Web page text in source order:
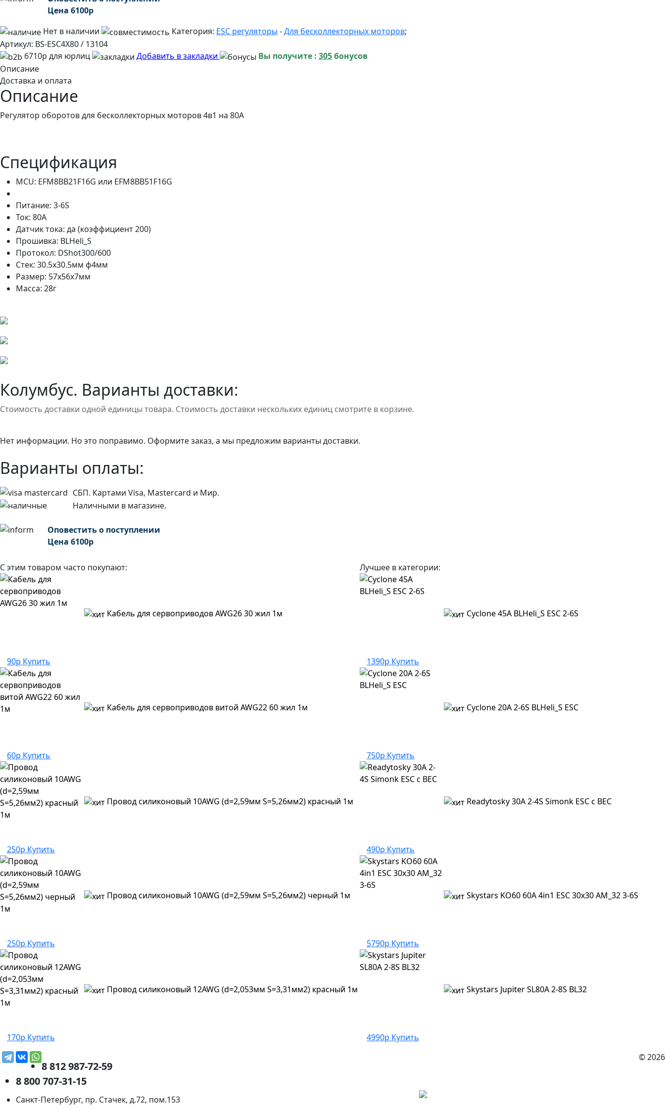
Цена 6100р
Нет в наличии
Категория: ESC регуляторы -Для бесколлекторных моторов;
Артикул: BS-ESC4X80 / 13104
6710р для юрлиц
Добавить в закладки Вы получите : 305бонусов
Описание
Доставка и оплата
Описание
Регулятор оборотов для бесколлекторных моторов 4в1 на 80А
Спецификация
MCU: EFM8BB21F16G или EFM8BB51F16G
Питание: 3-6S
Ток: 80А
Датчик тока: да (коэффициент 200)
Прошивка: BLHeli_S
Протокол: DShot300/600
Стек: 30.5х30.5мм ф4мм
Размер: 57х56х7мм
Масса: 28г
Колумбус. Варианты доставки:
Стоимость доставки одной единицы товара. Стоимость доставки нескольких единиц смотрите в корзине.
Нет информации. Но это поправимо. Оформите заказ, а мы предложим варианты доставки.
Варианты оплаты:
СБП. Картами Visa, Mastercard и Мир.
Наличными в магазине.
Оповестить о поступлении
Цена 6100р
С этим товаром часто покупают:
Кабель для сервоприводов AWG26 30 жил 1м
90р Купить
Кабель для сервоприводов витой AWG22 60 жил 1м
60р Купить
Провод силиконовый 10AWG (d=2,59мм S=5,26мм2) красный 1м
250р Купить
Провод силиконовый 10AWG (d=2,59мм S=5,26мм2) черный 1м
250р Купить
Провод силиконовый 12AWG (d=2,053мм S=3,31мм2) красный 1м
170р Купить
Лучшее в категории:
Cyclone 45A BLHeli_S ESC 2-6S
1390р Купить
Cyclone 20A 2-6S BLHeli_S ESC
750р Купить
Readytosky 30A 2-4S Simonk ESC c BEC
490р Купить
Skystars KO60 60A 4in1 ESC 30x30 AM_32 3-6S
5790р Купить
Skystars Jupiter SL80A 2-8S BL32
4990р Купить
© 2026
8 812 987-72-59
8 800 707-31-15
Санкт-Петербург, пр. Стачек, д.72, пом.153